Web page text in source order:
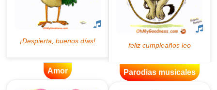
Amor Parodias musicales